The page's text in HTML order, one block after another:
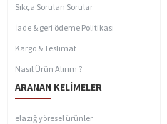
Sıkça Sorulan Sorular
İade & geri ödeme Politikası
Kargo & Teslimat
Nasıl Ürün Alırım ?
ARANAN KELIMELER
elazığ yöresel ürünler